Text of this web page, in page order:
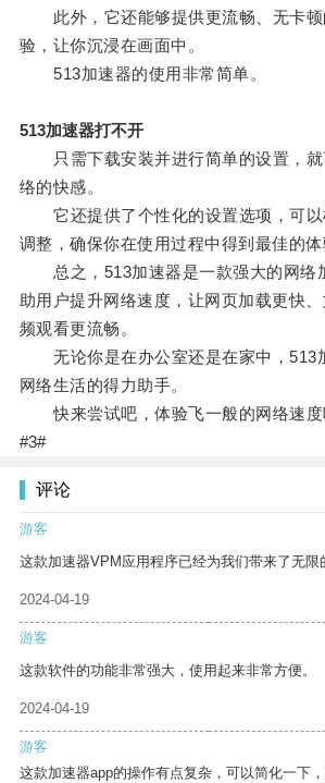
此外，它还能够提供更流畅、无卡顿
验，让你沉浸在画面中。
513加速器的使用非常简单。
513加速器打不开
只需下载安装并进行简单的设置，就
络的快感。
它还提供了个性化的设置选项，可以
调整，确保你在使用过程中得到最佳的体
总之，513加速器是一款强大的网络
助用户提升网络速度，让网页加载更快
频观看更流畅。
无论你是在办公室还是在家中，513
网络生活的得力助手。
快来尝试吧，体验飞一般的网络速度
#3#
评论
游客
这款加速器VPM应用程序已经为我们带来了无限
2024-04-19
游客
这款软件的功能非常强大，使用起来非常方便。
2024-04-19
游客
这款加速器app的操作有点复杂，可以简化一下